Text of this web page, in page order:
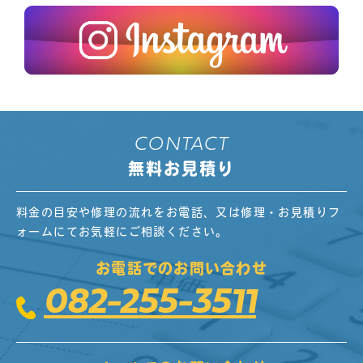
CONTACT
無料お見積り
料金の目安や修理の流れをお電話、又は修理・お見積りフ
ォームにてお気軽にご相談ください。
お電話でのお問い合わせ
082-255-3511